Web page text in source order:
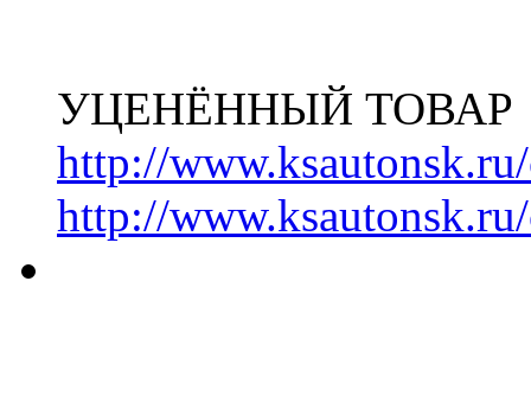
УЦЕНЁННЫЙ ТОВАР
http://
http://